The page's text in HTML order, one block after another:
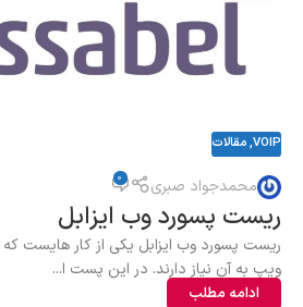
VOIP
,مقالات
محمدجواد صبری 0
ریست پسورد وب ایزابل
ریست پسورد وب ایزابل یکی از کار هایست که
ویپ به آن نیاز دارند. در این پست ا...
ادامه مطلب